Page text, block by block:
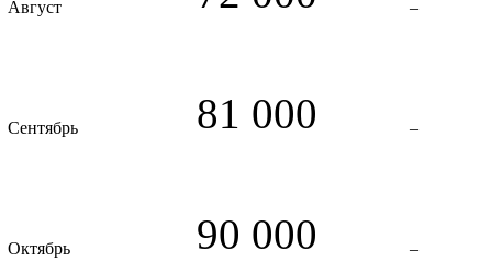
Август –
Сентябрь 81 000 –
Октябрь 90 000 –